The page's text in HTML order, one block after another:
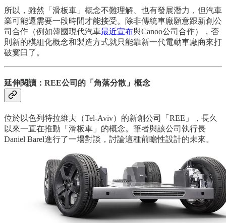
所以，雖然「滑板車」概念不難理解、也有發展潛力，但汽車
業可能還需要一段時間才能接受。除非傳統車廠願意跟新創公
司合作（例如韓國現代汽車最近宣布與Canoo公司合作），否
則新的模組化概念和製造方式就只能靠新一代電動車廠商來打
破窠臼了。
延伸閱讀：REE公司的「角落分散」概念
位於以色列特拉維夫（Tel-Aviv）的新創公司「REE」，長久
以來一直在推動「滑板車」的概念。筆者與該公司執行長
Daniel Barel進行了一場對談，討論這種前瞻性設計的未來。